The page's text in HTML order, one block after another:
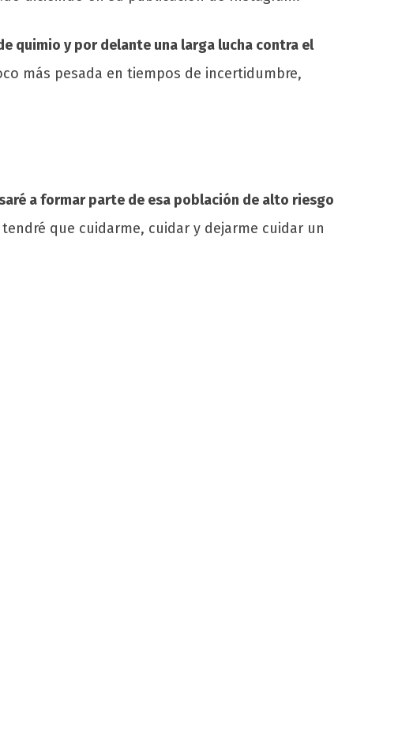
quimio y por delante una larga lucha contra el
más pesada en tiempos de incertidumbre,
a formar parte de esa población de alto riesgo
que cuidarme, cuidar y dejarme cuidar un